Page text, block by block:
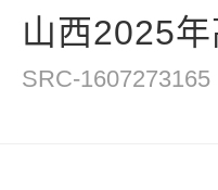
山西2025
SRC-1607273165